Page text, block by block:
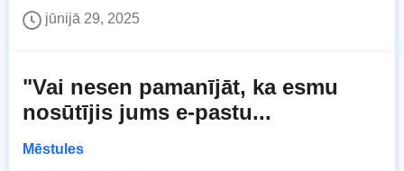
jūnijā 29, 2025
"Vai nesen pamanījāt, ka esmu
nosūtījis jums e-pastu...
Mēstules